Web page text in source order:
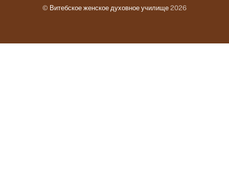
© Витебское женское духовное училище 2026